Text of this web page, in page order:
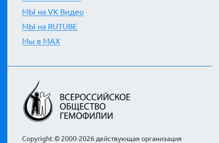
МЫ на VK Видео
МЫ на RUTUBE
Мы в MAX
Copyright © 2000-2026 действующая организация